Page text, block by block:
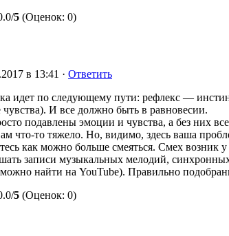
5 (Оценок: 0)
в 13:41 · Ответить
идет по следующему пути: рефлекс —
И все должно быть в равновесии.
подавлены эмоции и чувства, а без них
что-то тяжело. Но, видимо, здесь ваша
как можно больше смеяться. Смех
записи музыкальных мелодий,
найти на YouTube). Правильно
5 (Оценок: 0)